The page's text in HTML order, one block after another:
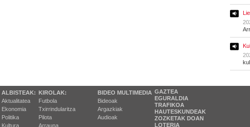
ALBISTEAK:
Aktualitatea
Ekonomia
Politika
Kultura
KIROLAK:
Futbola
Txirrindularitza
Pilota
Arrauna
BIDEO MULTIMEDIA
Bideoak
Argazkiak
Audioak
GAZTEA
EGURALDIA
TRAFIKOA
HAUTESKUNDEAK
ZOZKETAK DOAN
LOTERIA